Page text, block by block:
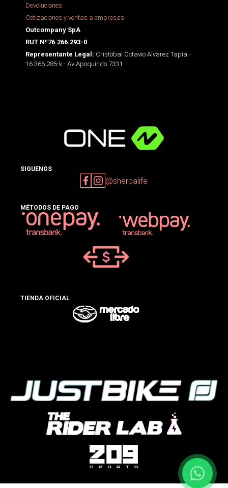
Devoluciones
Cotizaciones y ventas a empresas
Outcompany SpA
RUT Nº76.266.293-0
Representante Legal: Cristobal Octavio Alvarez Tapia -
16.366.285-k - Av Apoquindo 7331
SIGUENOS
@sherpalife
MÉTODOS DE PAGO
TIENDA OFICIAL